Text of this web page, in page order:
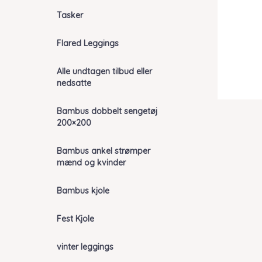
Tasker
Flared Leggings
Alle undtagen tilbud eller
nedsatte
Bambus dobbelt sengetøj
200×200
Bambus ankel strømper
mænd og kvinder
Bambus kjole
Fest Kjole
vinter leggings